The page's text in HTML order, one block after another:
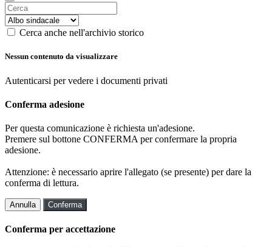
Cerca anche nell'archivio storico
Nessun contenuto da visualizzare
Autenticarsi per vedere i documenti privati
Conferma adesione
Per questa comunicazione è richiesta un'adesione.
Premere sul bottone CONFERMA per confermare la propria
adesione.
Attenzione: è necessario aprire l'allegato (se presente) per dare la
conferma di lettura.
Annulla Conferma
Conferma per accettazione